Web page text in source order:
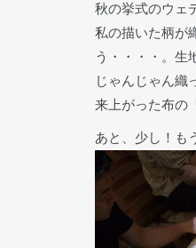
秋の挙式のウェ
私の描いた柄が
う・・・・。生
じゃんじゃん織
来上がった布の
あと、少し！も